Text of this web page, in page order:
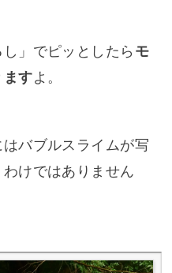
」でピッとしたら モ
ますよ。
バブルスライムが写
けではありません